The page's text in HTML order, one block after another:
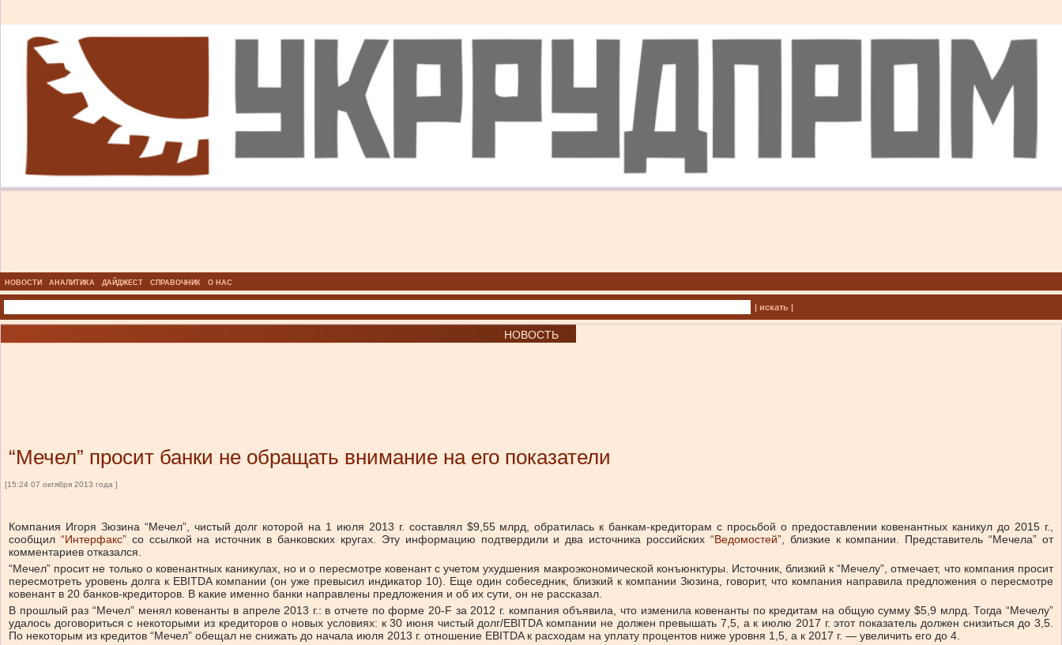
НОВОСТИ АНАЛИТИКА ДАЙДЖЕСТ СПРАВОЧНИК О НАС
| искать |
НОВОСТЬ
“Мечел” просит банки не обращать внимание на его показатели
[15:24 07 октября 2013 года ]
Компания Игоря Зюзина “Мечел”, чистый долг которой на 1 июля 2013 г. составлял $9,55 млрд, обратилась к банкам-кредиторам с просьбой о предоставлении ковенантных каникул до 2015 г.,
сообщил “Интерфакс”со ссылкой на источник в банковских кругах. Эту информацию подтвердили и два источника российских “Ведомостей”, близкие к компании. Представитель “Мечела” от
комментариев отказался.
“Мечел” просит не только о ковенантных каникулах, но и о пересмотре ковенант с учетом ухудшения макроэкономической конъюнктуры. Источник, близкий к “Мечелу”, отмечает, что компания просит
пересмотреть уровень долга к EBITDA компании (он уже превысил индикатор 10). Еще один собеседник, близкий к компании Зюзина, говорит, что компания направила предложения о пересмотре
ковенант в 20 банков-кредиторов. В какие именно банки направлены предложения и об их сути, он не рассказал.
В прошлый раз “Мечел” менял ковенанты в апреле 2013 г.: в отчете по форме 20-F за 2012 г. компания объявила, что изменила ковенанты по кредитам на общую сумму $5,9 млрд. Тогда “Мечелу”
удалось договориться с некоторыми из кредиторов о новых условиях: к 30 июня чистый долг/EBITDA компании не должен превышать 7,5, а к июлю 2017 г. этот показатель должен снизиться до 3,5.
По некоторым из кредитов “Мечел” обещал не снижать до начала июля 2013 г. отношение EBITDA к расходам на уплату процентов ниже уровня 1,5, а к 2017 г. — увеличить его до 4.